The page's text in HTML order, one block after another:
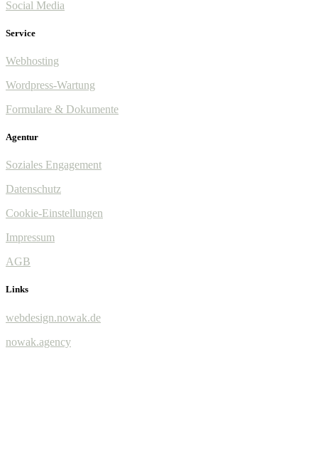
Social Media
Service
Webhosting
Wordpress-Wartung
Formulare & Dokumente
Agentur
Soziales Engagement
Datenschutz
Cookie-Einstellungen
Impressum
AGB
Links
webdesign.nowak.de
nowak.agency